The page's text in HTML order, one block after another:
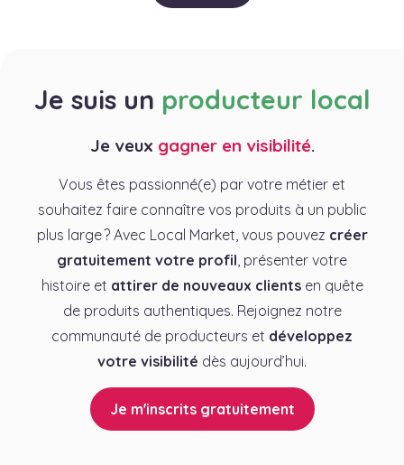
Je suis un producteur local
Je veux gagner en visibilité.
Vous êtes passionné(e) par votre métier et
souhaitez faire connaître vos produits à un public
plus large ? Avec Local Market, vous pouvez créer
gratuitement votre profil, présenter votre
histoire et attirer de nouveaux clientsen quête
de produits authentiques. Rejoignez notre
communauté de producteurs et développez
votre visibilité dès aujourd’hui.
Je m'inscrits gratuitement